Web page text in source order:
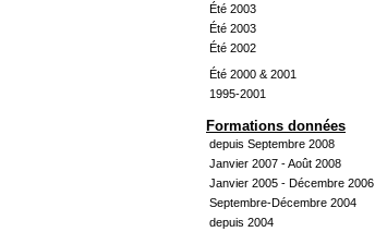
Été 2003
Été 2003
Été 2002
Été 2000 & 2001
1995-2001
Formations données
depuis Septembre 2008
Janvier 2007 - Août 2008
Janvier 2005 - Décembre 2006
Septembre-Décembre 2004
depuis 2004